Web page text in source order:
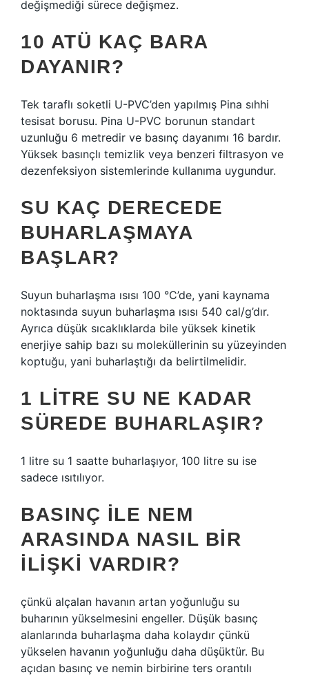
değişmediği sürece değişmez.
10 ATÜ KAÇ BARA
DAYANIR?
Tek taraflı soketli U-PVC’den yapılmış Pina sıhhi
tesisat borusu. Pina U-PVC borunun standart
uzunluğu 6 metredir ve basınç dayanımı 16 bardır.
Yüksek basınçlı temizlik veya benzeri filtrasyon ve
dezenfeksiyon sistemlerinde kullanıma uygundur.
SU KAÇ DERECEDE
BUHARLAŞMAYA
BAŞLAR?
Suyun buharlaşma ısısı 100 °C’de, yani kaynama
noktasında suyun buharlaşma ısısı 540 cal/g’dır.
Ayrıca düşük sıcaklıklarda bile yüksek kinetik
enerjiye sahip bazı su moleküllerinin su yüzeyinden
koptuğu, yani buharlaştığı da belirtilmelidir.
1 LITRE SU NE KADAR
SÜREDE BUHARLAŞIR?
1 litre su 1 saatte buharlaşıyor, 100 litre su ise
sadece ısıtılıyor.
BASINÇ ILE NEM
ARASINDA NASIL BIR
ILIŞKI VARDIR?
çünkü alçalan havanın artan yoğunluğu su
buharının yükselmesini engeller. Düşük basınç
alanlarında buharlaşma daha kolaydır çünkü
yükselen havanın yoğunluğu daha düşüktür. Bu
açıdan basınç ve nemin birbirine ters orantılı